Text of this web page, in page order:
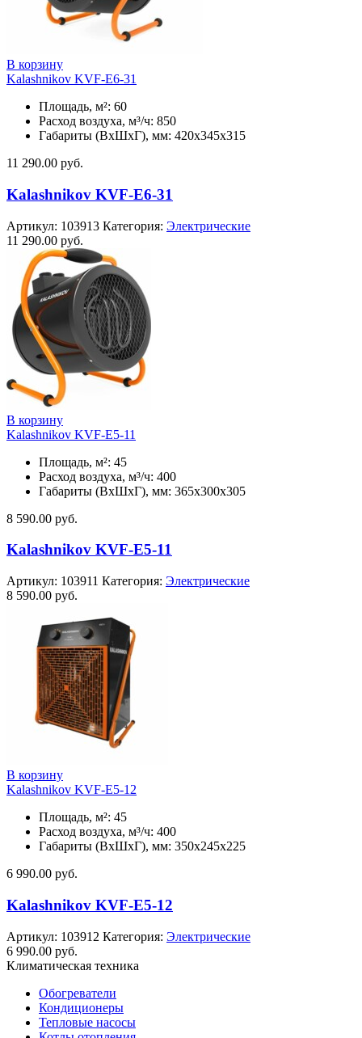
В корзину
Kalashnikov KVF-E6-31
Площадь, м²: 60
Расход воздуха, м³/ч: 850
Габариты (ВхШхГ), мм: 420x345x315
11 290.00 руб.
Kalashnikov KVF-E6-31
Артикул: 103913 Категория: Электрические
11 290.00 руб.
В корзину
Kalashnikov KVF-E5-11
Площадь, м²: 45
Расход воздуха, м³/ч: 400
Габариты (ВхШхГ), мм: 365x300x305
8 590.00 руб.
Kalashnikov KVF-E5-11
Артикул: 103911 Категория: Электрические
8 590.00 руб.
В корзину
Kalashnikov KVF-E5-12
Площадь, м²: 45
Расход воздуха, м³/ч: 400
Габариты (ВхШхГ), мм: 350x245x225
6 990.00 руб.
Kalashnikov KVF-E5-12
Артикул: 103912 Категория: Электрические
6 990.00 руб.
Климатическая техника
Обогреватели
Кондиционеры
Тепловые насосы